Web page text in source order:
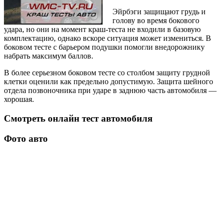
Эйрбэги защищают грудь и
голову во время бокового
удара, но они на момент краш-теста не входили в базовую
комплектацию, однако вскоре ситуация может измениться. В
боковом тесте с барьером подушки помогли внедорожнику
набрать максимум баллов.
В более серьезном боковом тесте со столбом защиту грудной
клетки оценили как предельно допустимую. Защита шейного
отдела позвоночника при ударе в заднюю часть автомобиля —
хорошая.
Смотреть онлайн тест автомобиля
Фото авто